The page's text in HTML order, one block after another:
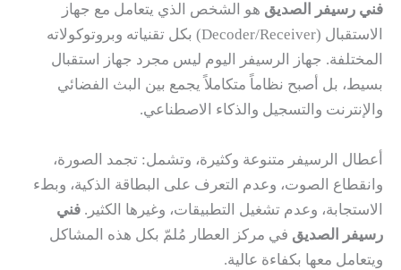
فني رسيفر الصديق هو الشخص الذي يتعامل مع جهاز
الاستقبال (Decoder/Receiver) بكل تقنياته وبروتوكولاته
المختلفة. جهاز الرسيفر اليوم ليس مجرد جهاز استقبال
بسيط، بل أصبح نظاماً متكاملاً يجمع بين البث الفضائي
والإنترنت والتسجيل والذكاء الاصطناعي.
أعطال الرسيفر متنوعة وكثيرة، وتشمل: تجمد الصورة،
وانقطاع الصوت، وعدم التعرف على البطاقة الذكية، وبطء
الاستجابة، وعدم تشغيل التطبيقات، وغيرها الكثير. فني
رسيفر الصديق في مركز العطار مُلمّ بكل هذه المشاكل
ويتعامل معها بكفاءة عالية.